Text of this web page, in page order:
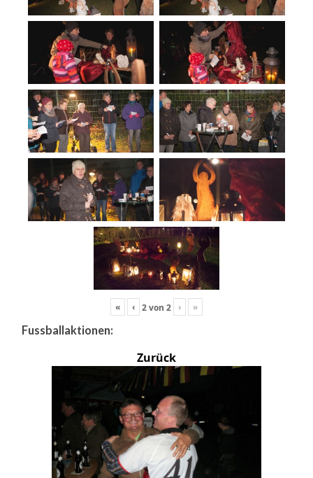
« ‹ 2von 2 › »
Fussballaktionen:
Zurück